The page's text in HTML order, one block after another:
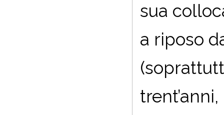
sua
a riposo